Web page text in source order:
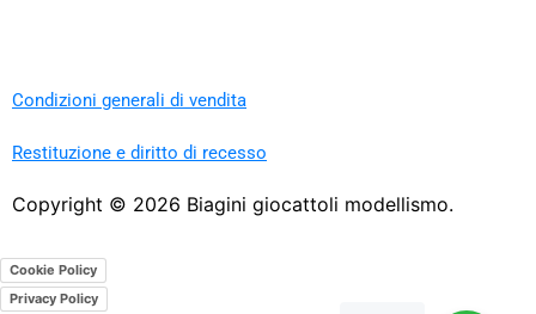
Condizioni generali di vendita
Restituzione e diritto di recesso
Copyright © 2026 Biagini giocattoli modellismo.
Cookie Policy
Privacy Policy